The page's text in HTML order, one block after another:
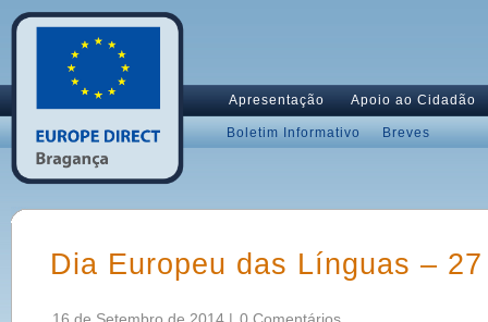
Apresentação Apoio ao Cidadão
Boletim Informativo Breves
Dia Europeu das Línguas –